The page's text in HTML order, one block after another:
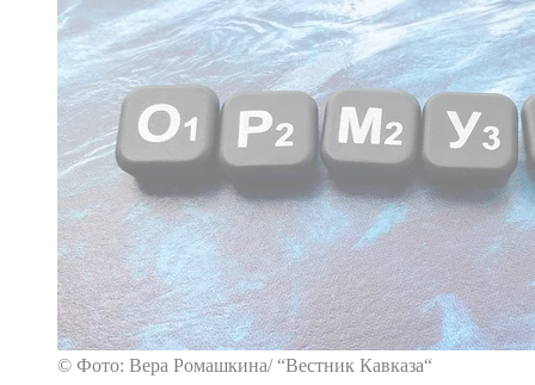
© Фото: Вера Ромашкина/ “Вестник Кавказа“